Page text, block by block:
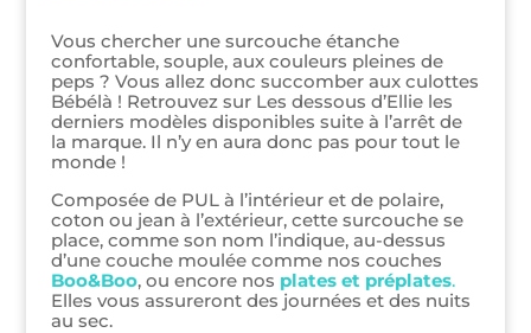
Vous chercher une surcouche étanche
confortable, souple, aux couleurs pleines de
peps ? Vous allez donc succomber aux culottes
Bébélà ! Retrouvez sur Les dessous d’Ellie les
derniers modèles disponibles suite à l’arrêt de
la marque. Il n’y en aura donc pas pour tout le
monde !
Composée de PUL à l’intérieur et de polaire,
coton ou jean à l’extérieur, cette surcouche se
place, comme son nom l’indique, au-dessus
d’une couche moulée comme nos couches
Boo&Boo, ou encore nos plates et préplates.
Elles vous assureront des journées et des nuits
au sec.